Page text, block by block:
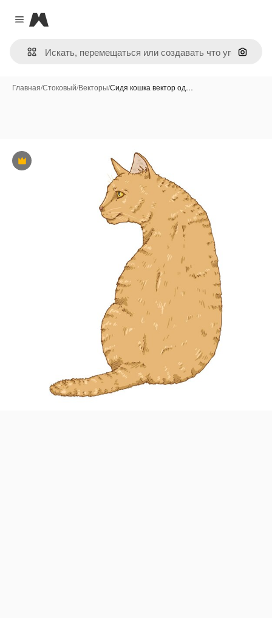
Close menu
Magnific
Поиск
Главная/Стоковый/Векторы/Сидя кошка вектор од…
Премиум